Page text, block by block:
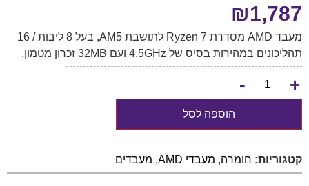
₪1,787
מעבד AMD מסדרת Ryzen 7 לתושבת AM5, בעל 8 ליבות / 16
תהליכונים במהירות בסיס של 4.5GHz ועם 32MB זכרון מטמון.
+
-
הוספה לסל
קטגוריות: חומרה, מעבדי AMD , מעבדים